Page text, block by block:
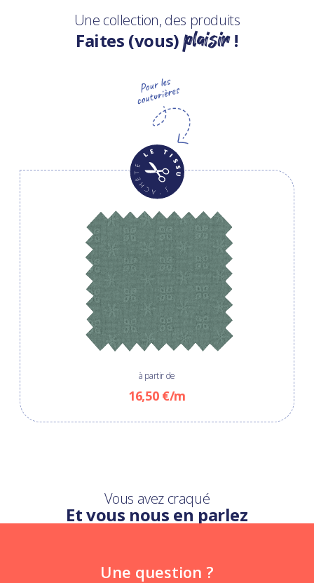
Une collection, des produits
Faites (vous)plaisir!
à partir de
16,50 €/m
Vous avez craqué
Et vous nous en parlez
Une question ?